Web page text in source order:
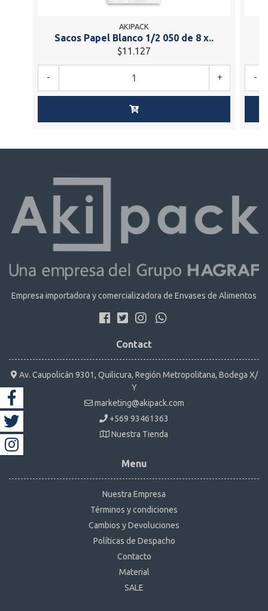
AKIPACK
Sacos Papel Blanco 1/2 050 de 8 x..
$11.127
+
- -
Empresa importadora y comercializadora de Envases de Alimentos
Contact
Av. Caupolicán 9301, Quilicura, Región Metropolitana, Bodega X/
Y
marketing@akipack.com
+569 93461363
Nuestra Tienda
Menu
Nuestra Empresa
Términos y condiciones
Cambios y Devoluciones
Políticas de Despacho
Contacto
Material
SALE